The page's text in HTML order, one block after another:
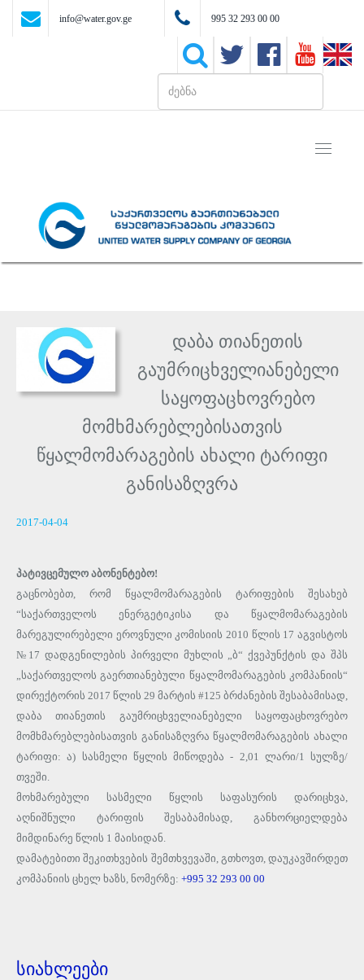
info@water.gov.ge 995 32 293 00 00
Toggle
დაბა თიანეთის
გაუმრიცხველიანებელი
საყოფაცხოვრებო
მომხმარებლებისათვის
წყალმომარაგების ახალი ტარიფი
განისაზღვრა
2017-04-04
პატივცემულო აბონენტებო!
გაცნობებთ, რომ წყალმომარაგების ტარიფების შესახებ
“საქართველოს ენერგეტიკისა და წყალმომარაგების
მარეგულირებელი ეროვნული კომისიის 2010 წლის 17 აგვისტოს
№17 დადგენილების პირველი მუხლის „ბ“ ქვეპუნქტის და შპს
„საქართველოს გაერთიანებული წყალმომარაგების კომპანიის“
დირექტორის 2017 წლის 29 მარტის #125 ბრძანების შესაბამისად,
დაბა თიანეთის გაუმრიცხველიანებელი საყოფაცხოვრებო
მომხმარებლებისათვის განისაზღვრა წყალმომარაგების ახალი
ტარიფი: ა) სასმელი წყლის მიწოდება - 2,01 ლარი/1 სულზე/
თვეში.
მოხმარებული სასმელი წყლის საფასურის დარიცხვა,
აღნიშნული ტარიფის შესაბამისად, განხორციელდება
მიმდინარე წლის 1 მაისიდან.
დამატებითი შეკითხვების შემთხვევაში, გთხოვთ, დაუკავშირდეთ
კომპანიის ცხელ ხაზს, ნომერზე: +995 32 293 00 00
სიახლეები